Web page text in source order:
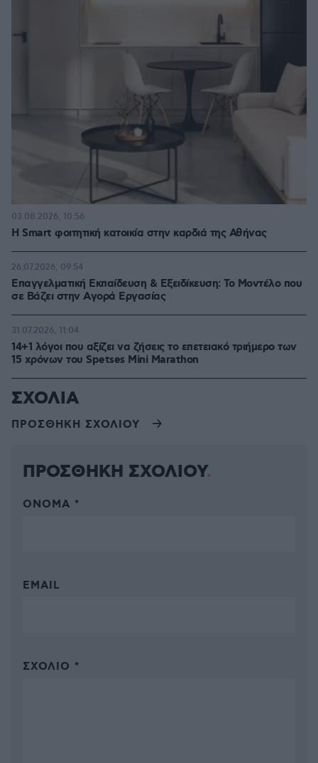
Η Smart φοιτητική κατοικία στην καρδιά της Αθήνας
03.08.2026, 10:56
Επαγγελματική Εκπαίδευση & Εξειδίκευση: Το Mοντέλο που
σε Bάζει στην Aγορά Eργασίας
26.07.2026, 09:54
14+1 λόγοι που αξίζει να ζήσεις το επετειακό τριήμερο των
15 χρόνων του Spetses Mini Marathon
31.07.2026, 11:04
ΣΧΟΛΙΑ
ΠΡΟΣΘΗΚΗ ΣΧΟΛΙΟΥ
ΠΡΟΣΘΗΚΗ ΣΧΟΛΙΟΥ
ΌΝΟΜΑ *
EMAIL
ΣΧΌΛΙΟ *